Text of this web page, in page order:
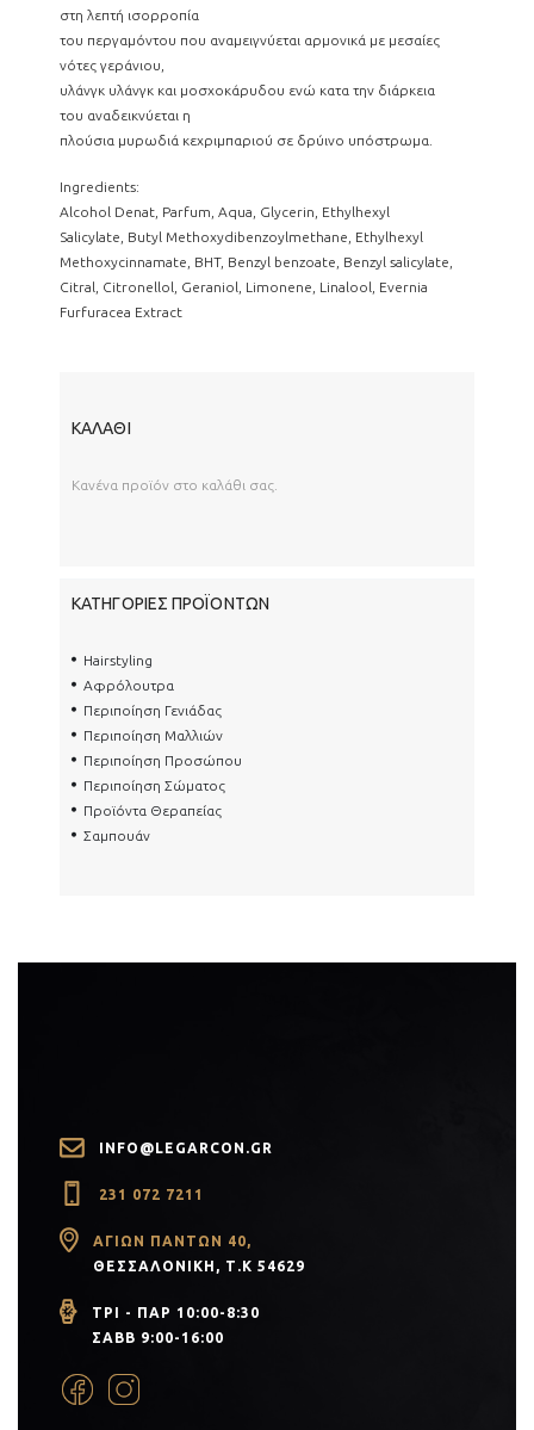
στη λεπτή ισορροπία
του περγαμόντου που αναμειγνύεται αρμονικά με μεσαίες
νότες γεράνιου,
υλάνγκ υλάνγκ και μοσχοκάρυδου ενώ κατα την διάρκεια
του αναδεικνύεται η
πλούσια μυρωδιά κεχριμπαριού σε δρύινο υπόστρωμα.
Ingredients:
Alcohol Denat, Parfum, Aqua, Glycerin, Ethylhexyl
Salicylate, Butyl Methoxydibenzoylmethane, Ethylhexyl
Methoxycinnamate, BHT, Benzyl benzoate, Benzyl salicylate,
Citral, Citronellol, Geraniol, Limonene, Linalool, Evernia
Furfuracea Extract
ΚΑΛΆΘΙ
Κανένα προϊόν στο καλάθι σας.
ΚΑΤΗΓΟΡΊΕΣ ΠΡΟΪΌΝΤΩΝ
Hairstyling
Αφρόλουτρα
Περιποίηση Γενιάδας
Περιποίηση Μαλλιών
Περιποίηση Προσώπου
Περιποίηση Σώματος
Προϊόντα Θεραπείας
Σαμπουάν
INFO@LEGARCON.GR
231 072 7211
ΑΓΊΩΝ ΠΆΝΤΩΝ 40,
ΘΕΣΣΑΛΟΝΊΚΗ, Τ.Κ 54629
ΤΡΙ - ΠΑΡ 10:00-8:30
ΣΑΒΒ 9:00-16:00